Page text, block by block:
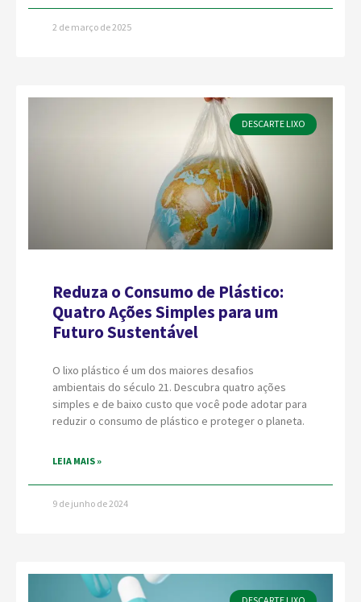
2 de março de 2025
DESCARTE LIXO
Reduza o Consumo de Plástico:
Quatro Ações Simples para um
Futuro Sustentável
O lixo plástico é um dos maiores desafios
ambientais do século 21. Descubra quatro ações
simples e de baixo custo que você pode adotar para
reduzir o consumo de plástico e proteger o planeta.
LEIA MAIS »
9 de junho de 2024